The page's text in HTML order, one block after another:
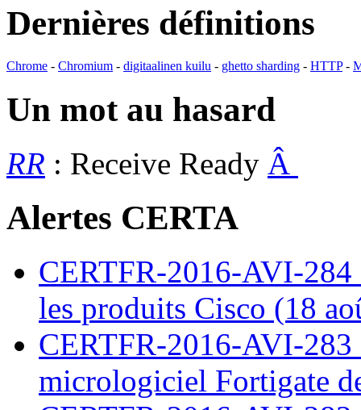
Dernières définitions
Chrome - Chromium - digitaalinen kuilu - ghetto sharding - HTTP-
Un mot au hasard
RR : Receive Ready Â
Alertes CERTA
CERTFR-2016-AVI-
les produits Cisco (18
CERTFR-2016-AVI-
micrologiciel Fortigate